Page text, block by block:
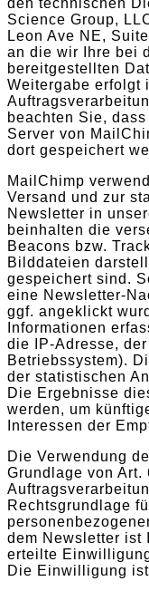
Science Group,
Leon Ave NE,
an die wir Ihre bei
bereitgestellten
Weitergabe erfolgt
beachten Sie,
Server von
dort gespeichert
MailChimp
Versand und zur
Newsletter in
beinhalten die
Beacons bzw.
Bilddateien
gespeichert sind.
eine Newsletter-
ggf. angeklickt
Informationen
die IP-Adresse,
Betriebssystem).
der statistischen
Die Ergebnisse
werden, um
Interessen der
Die Verwendung
Grundlage von Art.
Rechtsgrundlage
dem Newsletter ist
erteilte
Die Einwilligung